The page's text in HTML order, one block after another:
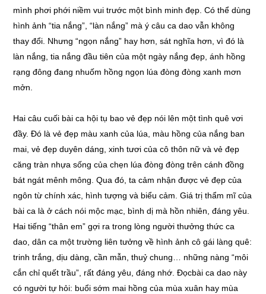
mình phơi phới niềm vui trước một bình minh đẹp. Có thể dùng
hình ảnh “tia nắng”, “làn nắng” mà ý câu ca dao vẫn không
thay đổi. Nhưng “ngọn nắng” hay hơn, sát nghĩa hơn, vì đó là
làn nắng, tia nắng đầu tiên của một ngày nắng đẹp, ánh hồng
rạng đông đang nhuốm hồng ngọn lúa đòng đòng xanh mơn
mởn.
Hai câu cuối bài ca hội tụ bao vẻ đẹp nói lên một tình quê vơi
đầy. Đó là vẻ đẹp màu xanh của lúa, màu hồng của nắng ban
mai, vẻ đẹp duyên dáng, xinh tươi của cô thôn nữ và vẻ đẹp
căng tràn nhựa sống của chẹn lúa đòng đòng trên cánh đồng
bát ngát mênh mông. Qua đó, ta cảm nhận được vẻ đẹp của
ngôn từ chính xác, hình tượng và biểu cảm. Giá trị thẩm mĩ của
bài ca là ở cách nói mộc mạc, bình dị mà hồn nhiên, đáng yêu.
Hai tiếng “thân em” gợi ra trong lòng người thưởng thức ca
dao, dân ca một trường liên tưởng về hình ảnh cô gái làng quê:
trinh trắng, dịu dàng, cần mẫn, thuỷ chung… những nàng “môi
cắn chỉ quết trầu”, rất đáng yêu, đáng nhớ. Đọcbài ca dao này
có người tự hỏi: buổi sớm mai hồng của mùa xuân hay mùa